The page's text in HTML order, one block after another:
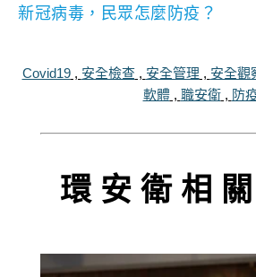
新冠病毒，民眾怎麼防疫？
Covid19, 安全檢查, 安全管理 , 安全觀
軟體, 職安衛, 防
環安衛相